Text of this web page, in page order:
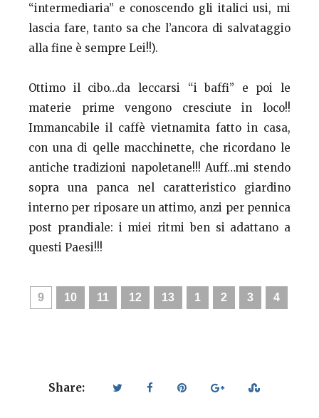
“intermediaria” e conoscendo gli italici usi, mi
lascia fare, tanto sa che l’ancora di salvataggio
alla fine è sempre Lei!!).
Ottimo il cibo…da leccarsi “i baffi” e poi le
materie prime vengono cresciute in loco!!
Immancabile il caffè vietnamita fatto in casa,
con una di qelle macchinette, che ricordano le
antiche tradizioni napoletane!!! Auff…mi stendo
sopra una panca nel caratteristico giardino
interno per riposare un attimo, anzi per pennica
post prandiale: i miei ritmi ben si adattano a
questi Paesi!!!
9 10 11 12 13 1 2 3 4
Share: